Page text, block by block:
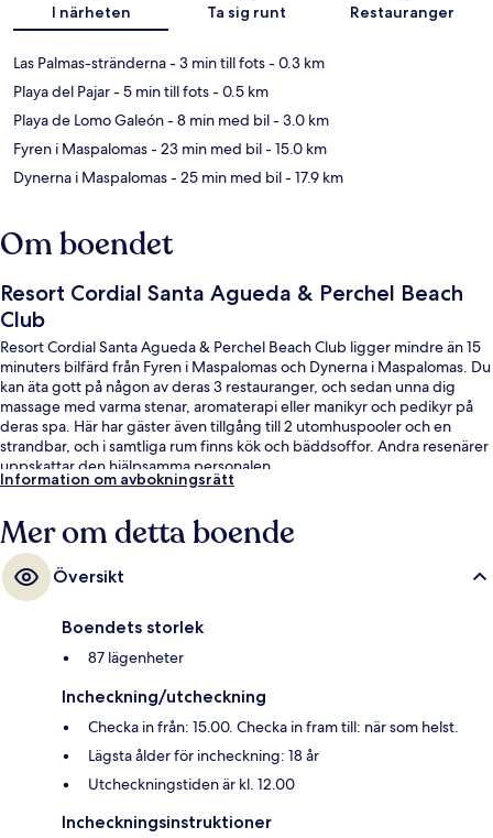
I närheten Ta sig runt Restauranger
Las Palmas-stränderna- 3 min till fots- 0.3 km
Playa del Pajar- 5 min till fots- 0.5 km
Playa de Lomo Galeón- 8 min med bil- 3.0 km
Fyren i Maspalomas- 23 min med bil- 15.0 km
Dynerna i Maspalomas- 25 min med bil- 17.9 km
Om boendet
Resort Cordial Santa Agueda & Perchel Beach
Club
Resort Cordial Santa Agueda & Perchel Beach Club ligger mindre än 15
minuters bilfärd från Fyren i Maspalomas och Dynerna i Maspalomas. Du
kan äta gott på någon av deras 3 restauranger, och sedan unna dig
massage med varma stenar, aromaterapi eller manikyr och pedikyr på
deras spa. Här har gäster även tillgång till 2 utomhuspooler och en
strandbar, och i samtliga rum finns kök och bäddsoffor. Andra resenärer
uppskattar den hjälpsamma personalen.
Information om avbokningsrätt
Mer om detta boende
Översikt
Boendets storlek
87 lägenheter
Incheckning/utcheckning
Checka in från: 15.00. Checka in fram till: när som helst.
Lägsta ålder för incheckning: 18 år
Utcheckningstiden är kl. 12.00
Incheckningsinstruktioner